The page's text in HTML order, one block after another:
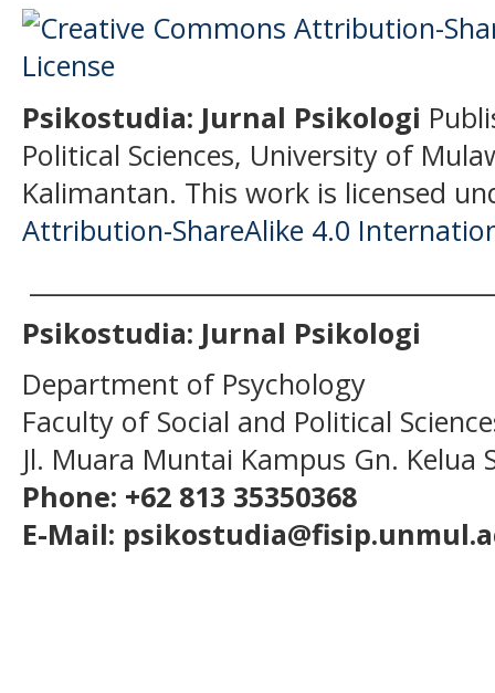
Psikostudia: Jurnal Psikologi
Political Sciences, University of
Kalimantan. This work is licensed
Attribution-ShareAlike 4.0
Psikostudia: Jurnal Psikologi
Department of Psychology
Faculty of Social and Political
Jl. Muara Muntai Kampus Gn. Kelua
Phone: +62 813 35350368
E-Mail: